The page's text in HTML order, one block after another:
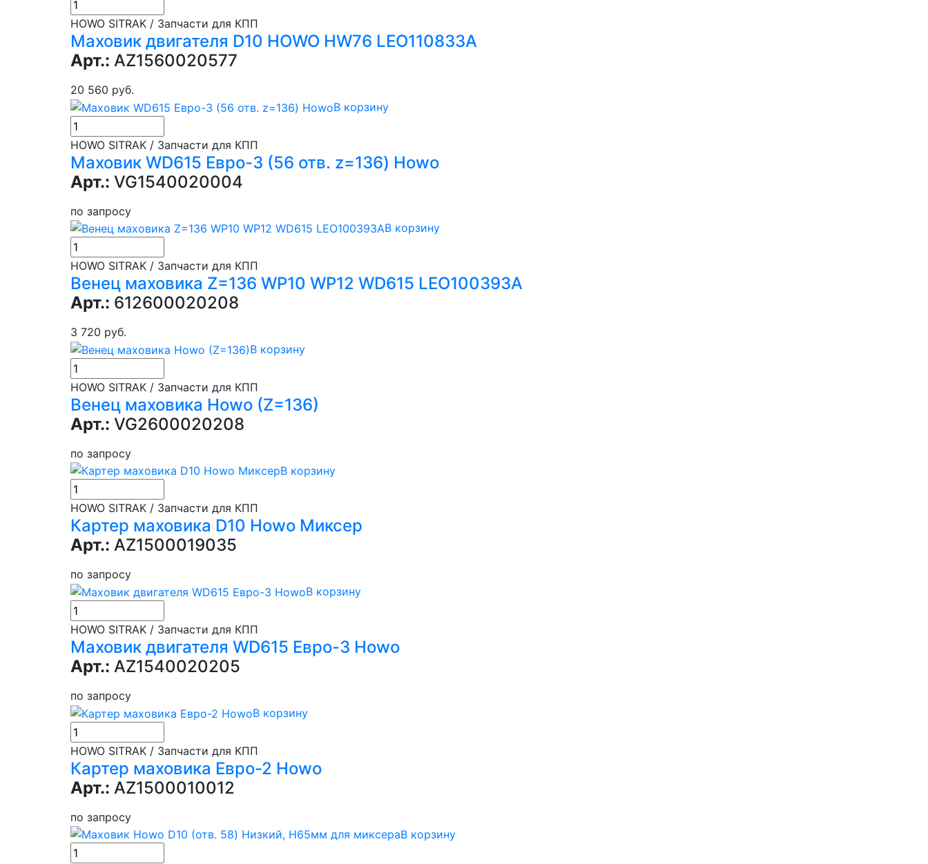
HOWO SITRAK / Запчасти для КПП
Маховик двигателя D10 HOWO HW76 LEO110833A
Арт.: AZ1560020577
20 560 руб.
В корзину
HOWO SITRAK / Запчасти для КПП
Маховик WD615 Евро-3 (56 отв. z=136) Howo
Арт.: VG1540020004
по запросу
В корзину
HOWO SITRAK / Запчасти для КПП
Венец маховика Z=136 WP10 WP12 WD615 LEO100393A
Арт.: 612600020208
3 720 руб.
В корзину
HOWO SITRAK / Запчасти для КПП
Венец маховика Howo (Z=136)
Арт.: VG2600020208
по запросу
В корзину
HOWO SITRAK / Запчасти для КПП
Картер маховика D10 Howo Миксер
Арт.: AZ1500019035
по запросу
В корзину
HOWO SITRAK / Запчасти для КПП
Маховик двигателя WD615 Евро-3 Howo
Арт.: AZ1540020205
по запросу
В корзину
HOWO SITRAK / Запчасти для КПП
Картер маховика Евро-2 Howo
Арт.: AZ1500010012
по запросу
В корзину